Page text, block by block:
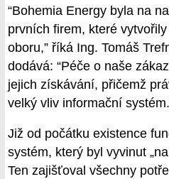
“Bohemia Energy byla na
prvních firem, které
oboru,” říká Ing. Tomáš
dodává: “Péče o naše
jejich získávání, přičemž
velký vliv informační
Již od počátku existence
systém, který byl vyvinut
Ten zajišťoval všechny